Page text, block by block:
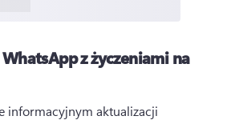
z życzeniami na
informacyjnym aktualizacji